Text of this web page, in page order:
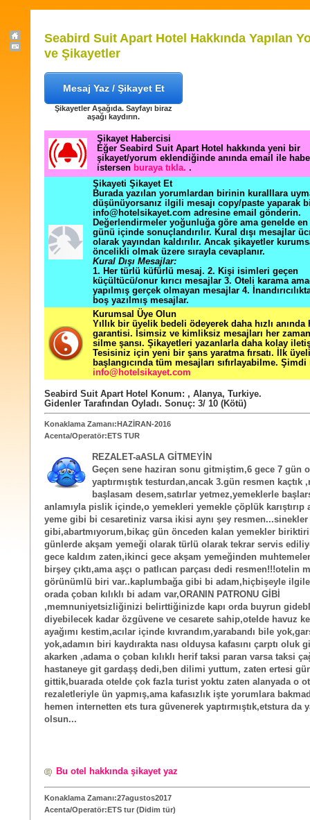
Seabird Suit Apart Hotel Hakkında Yapılan
ve Şikayetler
Mesaj Yaz / Şikayet Et
Şikayetler Aşağıda. Sayfayı biraz
aşağı kaydırın.
Şikayet Habercisi
Eğer Seabird Suit Apart Hotel hakkında yeni bir
şikayet/yorum eklendiğinde anında email ile
istersen buraya tıkla. .
Şikayeti Şikayet Et
Burada yazılan yorumlardan birinin kuralllara
düşünüyorsanız ilgili mesajı copy/paste yaparak
info@hotelsikayet.com adresine email gönderin.
Değerlendirmeler yoğunluğa göre ama genelde
günü içinde sonuçlandırılır. Kural dışı mesajlar
olarak yayından kaldırılır. Ancak şikayetler
öncelikli olmak üzere sırayla cevaplanır.
Kural Dışı Mesajlar:
1. Her türlü küfürlü mesaj. 2. Kişi isimleri geçen
küçültücü/onur kırıcı mesajlar 3. Oteli karama
yapılmış gerçek olmayan mesajlar 4.
boş yazılmış mesajlar.
Kurumsal Üye Olun
Yıllık bir üyelik bedeli ödeyerek daha hızlı
garantisi. İsimsiz ve kimliksiz mesajları her zaman
silme şansı. Şikayetleri yazanlarla daha kolay
Tesisiniz için yeni bir şans yaratma fırsatı. İlk
başlangıcında tüm mesajları sıfırlayabilme. Şimdi
info@hotelsikayet.com
Seabird Suit Apart Hotel Konum: , Alanya, Turkiye.
Gidenler Tarafından Oyladı. Sonuç: 3/ 10 (Kötü)
Konaklama Zamanı:HAZİRAN-2016
Acenta/Operatör:ETS TUR
REZALET-aASLA GİTMEYİN
Geçen sene haziran sonu gitmiştim,6 gece 7 gün
yaptırmıştık testurdan,ancak 3.gün resmen kaçtık
başlasam desem,satırlar yetmez,yemeklerle
anlamıyla pislik içinde,o yemekleri yemekle çöplük karıştırıp
yeme gibi bi cesaretiniz varsa ikisi aynı şey
gibi,abartmıyorum,bikaç gün önceden kalan yemekler
günlerde akşam yemeği olarak türlü olarak tekrar servis
gece kaldım zaten,ikinci gece akşam yemeğinden
birşey çıktı,ama aşçı o patlıcan parçası dedi resmen!!!otelin
görünümlü biri var..kaplumbağa gibi bi adam,hiçbişeyle
orada çoban kılıklı bi adam var,ORANIN PATRONU GİBİ
,memnuniyetsizliğinizi belirttiğinizde kapı orda buyrun
diyebilecek kadar özgüvene ve cesarete sahip,otelde havuz
ayağımı kestim,acılar içinde kıvrandım,yarabandı bile
yok,adamın biri kaydırakta nası olduysa kafasını çarptı oluk
akarken ,adama o çoban kılıklı herif taksi paran varsa taksi
hastaneye git gardaşş dedi,ben dilimi yuttum, zaten ertesi
gittik,buarada otelde çok fazla turist yoktu zaten alanyada o
rezaletleriyle ün yapmış,ama kafasızlık işte yorumlara
hemen internetten ets tura güvenerek yaptırmıştık,etstura da
olsun...
Bu otel hakkında şikayet yaz
Konaklama Zamanı:27agustos2017
Acenta/Operatör:ETS tur (Didim tür)